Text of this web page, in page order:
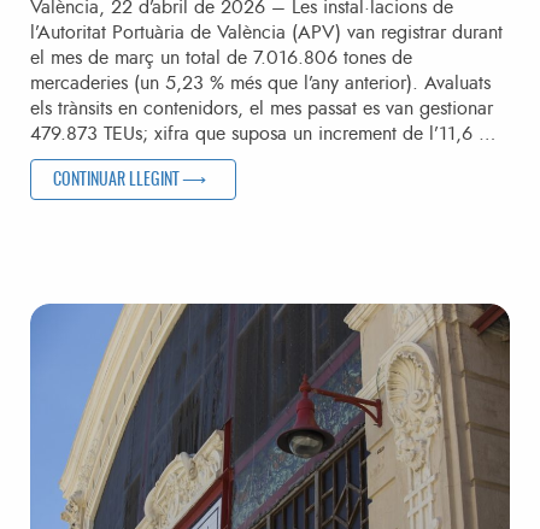
València, 22 d’abril de 2026 – Les instal·lacions de
l’Autoritat Portuària de València (APV) van registrar durant
el mes de març un total de 7.016.806 tones de
mercaderies (un 5,23 % més que l’any anterior). Avaluats
els trànsits en contenidors, el mes passat es van gestionar
479.873 TEUs; xifra que suposa un increment de l’11,6 …
CONTINUAR LLEGINT “ELS TRÀNSITS DE VALENCIAPORT CREIXEN UN 11,6 % I